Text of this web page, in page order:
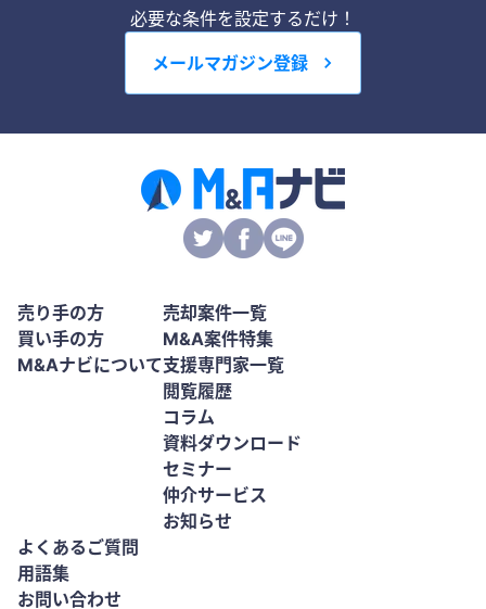
必要な条件を設定するだけ！
メールマガジン登録
売り手の方
買い手の方
M&Aナビについて
売却案件一覧
M&A案件特集
支援専門家一覧
閲覧履歴
コラム
資料ダウンロード
セミナー
仲介サービス
お知らせ
よくあるご質問
用語集
お問い合わせ